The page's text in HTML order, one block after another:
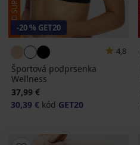
-20 % GET20
4,8
Športová podprsenka
Wellness
37,99 €
30,39 € kód GET20